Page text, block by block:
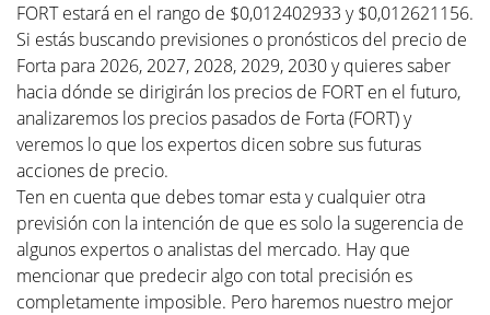
FORT estará en el rango de $0,012402933 y $0,012621156.
Si estás buscando previsiones o pronósticos del precio de
Forta para 2026, 2027, 2028, 2029, 2030 y quieres saber
hacia dónde se dirigirán los precios de FORT en el futuro,
analizaremos los precios pasados de Forta (FORT) y
veremos lo que los expertos dicen sobre sus futuras
acciones de precio.
Ten en cuenta que debes tomar esta y cualquier otra
previsión con la intención de que es solo la sugerencia de
algunos expertos o analistas del mercado. Hay que
mencionar que predecir algo con total precisión es
completamente imposible. Pero haremos nuestro mejor